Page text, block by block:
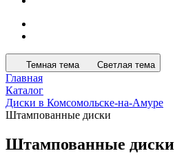
Темная тема Светлая тема
Главная
Каталог
Диски в Комсомольске-на-Амуре
Штампованные диски
Штампованные диски